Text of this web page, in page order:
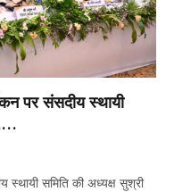
पर संसदीय स्थायी
स्थायी समिति की अध्यक्ष सुश्री